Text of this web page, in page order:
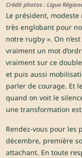
Crédit photos : Ligue
Le président, modeste
très englobant pour
notre rugby ». On
vraiment un mot
vraiment sur ce
et puis aussi
parler de courage. Et
quand on voit le
une transformation
Rendez-vous pour
décembre, première
attachant. En toute